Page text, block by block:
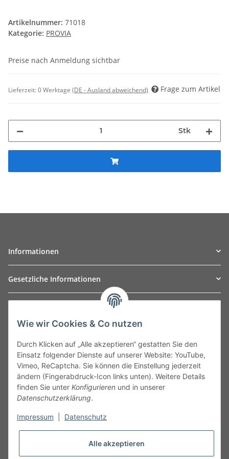
Artikelnummer: 71018
Kategorie: PROVIA
Preise nach Anmeldung sichtbar
Lieferzeit:0 Werktage (DE - Ausland abweichend) Frage zum Artikel
Stk
Informationen
Gesetzliche Informationen
Leibnizstraße 2a
Germany
Phone:+49 40 5287270
Fax:+49 40 5281050
Email:sales@tow-automotive.de
Wie wir Cookies & Co nutzen
Durch Klicken auf „Alle akzeptieren“ gestatten Sie den
Einsatz folgender Dienste auf unserer Website: YouTube,
Vimeo, ReCaptcha. Sie können die Einstellung jederzeit
ändern (Fingerabdruck-Icon links unten). Weitere Details
finden Sie unter Konfigurieren und in unserer
Datenschutzerklärung.
Impressum Datenschutz
Alle akzeptieren